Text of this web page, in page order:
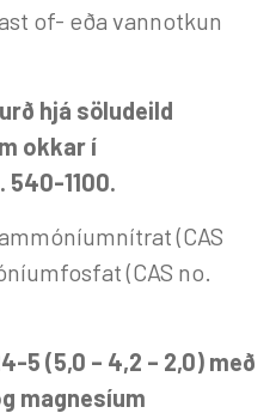
of- eða vannotkun
hjá söludeild
okkar í
540-1100.
(CAS
(CAS no.
5 (5,0 – 4,2 – 2,0) með
magnesíum